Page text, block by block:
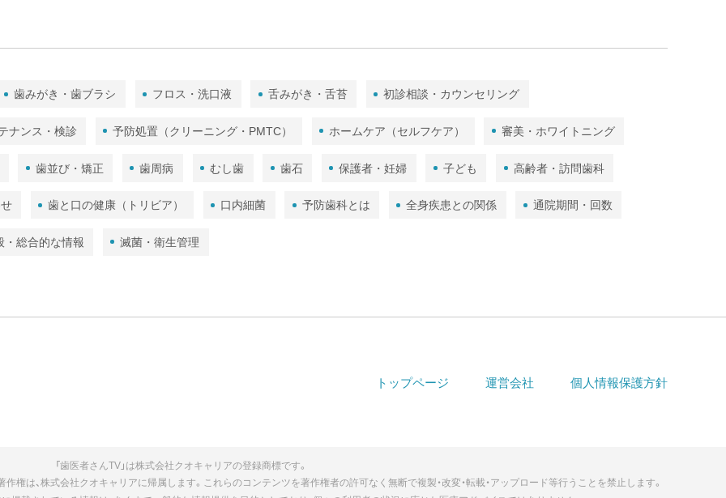
歯みがき・歯ブラシ フロス・洗口液 舌みがき・舌苔 初診相談・カウンセリング
ナンス・検診 予防処置（クリーニング・PMTC） ホームケア（セルフケア） 審美・ホワイトニング
歯並び・矯正 歯周病 むし歯 歯石 保護者・妊婦 子ども 高齢者・訪問歯科
歯と口の健康（トリビア） 口内細菌 予防歯科とは 全身疾患との関係 通院期間・回数
・総合的な情報 滅菌・衛生管理
トップページ 運営会社 個人情報保護方針
「歯医者さんTV」は株式会社クオキャリアの登録商標です。
作権は、株式会社クオキャリアに帰属します。これらのコンテンツを著作権者の許可なく無断で複製・改変・転載・アップロード等行うことを禁止します。